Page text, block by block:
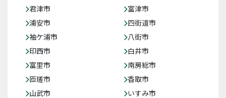
君津市
富津市
浦安市
四街道市
袖ケ浦市
八街市
印西市
白井市
富里市
南房総市
匝瑳市
香取市
山武市
いすみ市